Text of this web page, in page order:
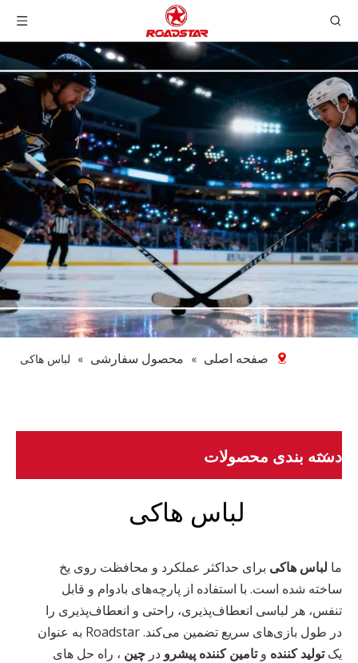
صفحه اصلی » محصول سفارشی » لباس هاکی
دسته بندی محصولات
لباس هاکی
ما لباس هاکی برای حداکثر عملکرد و محافظت روی یخ
ساخته شده است. با استفاده از پارچه‌های بادوام و قابل
تنفس، هر لباسی انعطاف‌پذیری، راحتی و انعطاف‌پذیری را
در طول بازی‌های سریع تضمین می‌کند. Roadstar به عنوان
یکتولید کننده وتامین کننده پیشرو در چین ، راه حل های